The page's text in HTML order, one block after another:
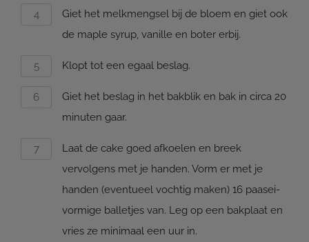
Giet het melkmengsel bij de bloem en giet ook
de maple syrup, vanille en boter erbij.
Klopt tot een egaal beslag.
Giet het beslag in het bakblik en bak in circa 20
minuten gaar.
Laat de cake goed afkoelen en breek
vervolgens met je handen. Vorm er met je
handen (eventueel vochtig maken) 16 paasei-
vormige balletjes van. Leg op een bakplaat en
vries ze minimaal een uur in.